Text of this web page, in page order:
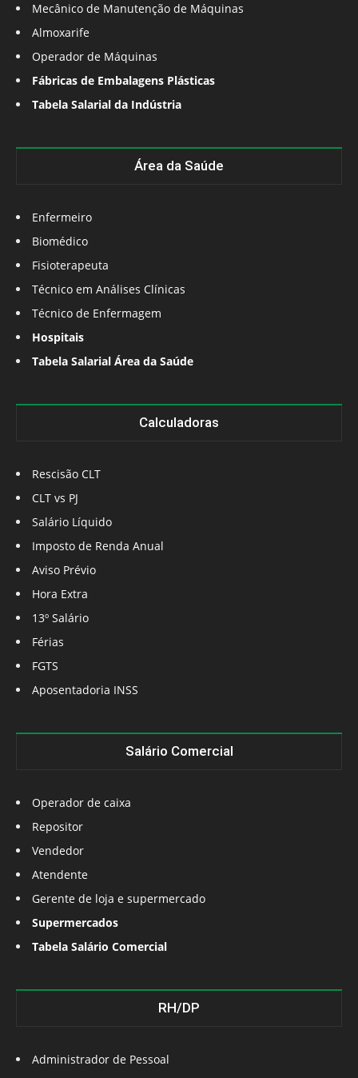
Mecânico de Manutenção de Máquinas
Almoxarife
Operador de Máquinas
Fábricas de Embalagens Plásticas
Tabela Salarial da Indústria
Área da Saúde
Enfermeiro
Biomédico
Fisioterapeuta
Técnico em Análises Clínicas
Técnico de Enfermagem
Hospitais
Tabela Salarial Área da Saúde
Calculadoras
Rescisão CLT
CLT vs PJ
Salário Líquido
Imposto de Renda Anual
Aviso Prévio
Hora Extra
13º Salário
Férias
FGTS
Aposentadoria INSS
Salário Comercial
Operador de caixa
Repositor
Vendedor
Atendente
Gerente de loja e supermercado
Supermercados
Tabela Salário Comercial
RH/DP
Administrador de Pessoal